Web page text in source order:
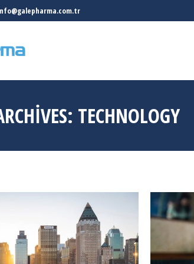
TECHNOLOGY
ANASAYFA KURUMSAL